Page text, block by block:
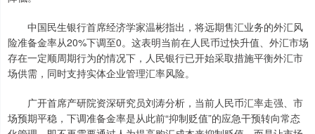
中国民生银行首席经济学家温彬指出，将远期售汇业务的外汇风
险准备金率从20%下调至0。这表明当前在人民币过快升值、外汇市场
存在一定顺周期行为的情况下，人民银行已开始采取措施平衡外汇市
场供需，同时支持实体企业管理汇率风险。
广开首席产研院资深研究员刘涛分析，当前人民币汇率走强、市
场预期平稳，下调准备金率是从此前“抑制贬值”的应急干预转向常态